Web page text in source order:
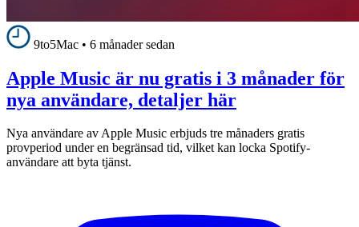
9to5Mac • 6 månader sedan
Apple Music är nu gratis i 3 månader för
nya användare, detaljer här
Nya användare av Apple Music erbjuds tre månaders gratis
provperiod under en begränsad tid, vilket kan locka Spotify-
användare att byta tjänst.